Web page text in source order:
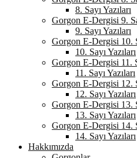
8. Sayı Yazıları
Gorgon E-Dergisi 9.
9. Sayı Yazıları
Gorgon E-Dergisi 10.
10. Sayı Yazıları
Gorgon E-Dergisi 11.
11. Sayı Yazıları
Gorgon E-Dergisi 12.
12. Sayı Yazıları
Gorgon E-Dergisi 13.
13. Sayı Yazıları
Gorgon E-Dergisi 14.
14. Sayı Yazıları
Hakkımızda